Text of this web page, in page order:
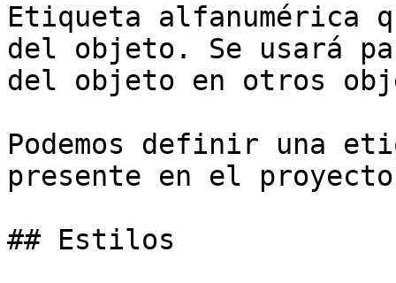
Etiqueta alfanumérica
del objeto. Se usará
del objeto en otros
Podemos definir una
presente en el
## Estilos